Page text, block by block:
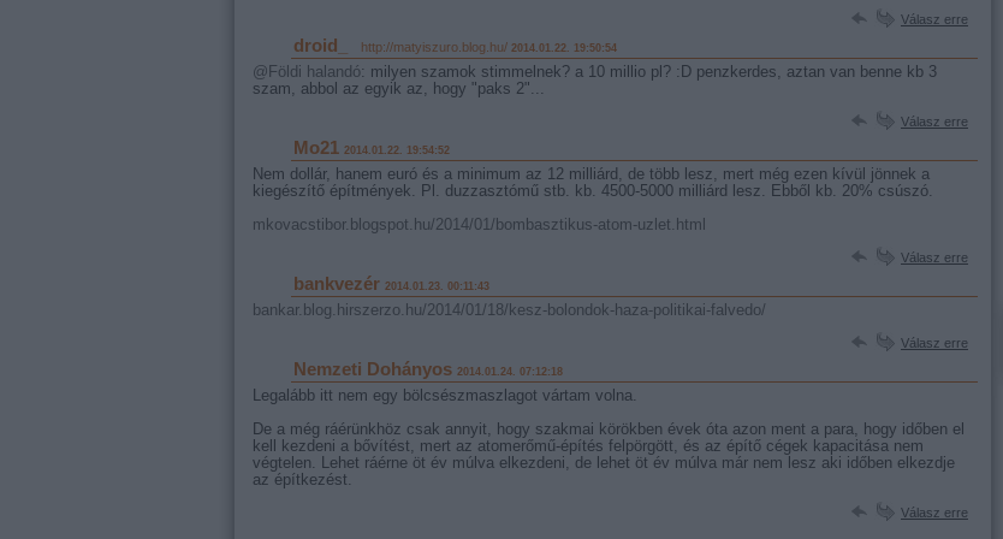
Válasz erre
droid_ http://matyiszuro.blog.hu/ 2014.01.22. 19:50:54
@Földi halandó: milyen szamok stimmelnek? a 10 millio pl? :D penzkerdes, aztan van benne kb 3
szam, abbol az egyik az, hogy "paks 2"...
Válasz erre
Mo21 2014.01.22. 19:54:52
Nem dollár, hanem euró és a minimum az 12 milliárd, de több lesz, mert még ezen kívül jönnek a
kiegészítő építmények. Pl. duzzasztómű stb. kb. 4500-5000 milliárd lesz. Ebből kb. 20% csúszó.
mkovacstibor.blogspot.hu/2014/01/bombasztikus-atom-uzlet.html
Válasz erre
bankvezér 2014.01.23. 00:11:43
bankar.blog.hirszerzo.hu/2014/01/18/kesz-bolondok-haza-politikai-falvedo/
Válasz erre
Nemzeti Dohányos 2014.01.24. 07:12:18
Legalább itt nem egy bölcsészmaszlagot vártam volna.
De a még ráérünkhöz csak annyit, hogy szakmai körökben évek óta azon ment a para, hogy időben el
kell kezdeni a bővítést, mert az atomerőmű-építés felpörgött, és az építő cégek kapacitása nem
végtelen. Lehet ráérne öt év múlva elkezdeni, de lehet öt év múlva már nem lesz aki időben elkezdje
az építkezést.
Válasz erre